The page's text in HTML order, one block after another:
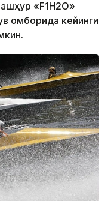
«F1H2O»
омборида кейинги